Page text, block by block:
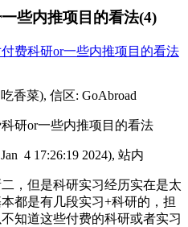
些内推项目的看法(4)
费科研or一些内推项目的看法
香菜), 信区: GoAbroad
研or一些内推项目的看法
4 17:26:19 2024), 站内
，但是科研实习经历实在是太
都是有几段实习+科研的，担
知道这些付费的科研或者实习